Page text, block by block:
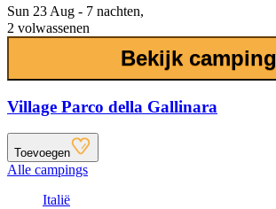
Sun 23 Aug - 7 nachten,
2 volwassenen
Bekijk camping
Village Parco della Gallinara
Toevoegen
Alle campings
Italië